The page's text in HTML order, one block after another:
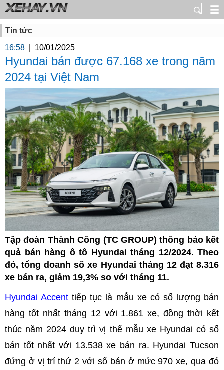
Tin tức
16:58
10/01/2025
Hyundai bán được 67.168 xe trong năm
2024 tại Việt Nam
Tập đoàn Thành Công (TC GROUP) thông báo kết
quả bán hàng ô tô Hyundai tháng 12/2024. Theo
đó, tổng doanh số xe Hyundai tháng 12 đạt 8.316
xe bán ra, giảm 19,3% so với tháng 11.
Hyundai Accent tiếp tục là mẫu xe có số lượng bán
hàng tốt nhất tháng 12 với 1.861 xe, đồng thời kết
thúc năm 2024 duy trì vị thế mẫu xe Hyundai có số
bán tốt nhất với 13.538 xe bán ra. Hyundai Tucson
đứng ở vị trí thứ 2 với số bán ở mức 970 xe, qua đó